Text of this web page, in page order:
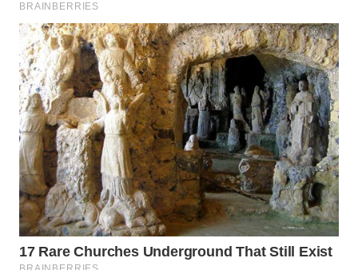
SIMALUNGUN
WN
LABUHANBATU
WN
TAPANULI
TENGAH
WN DELI
SERDANG
WN
TEBING